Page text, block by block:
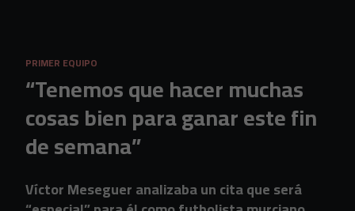
PRIMER EQUIPO
“Tenemos que hacer muchas
cosas bien para ganar este fin
de semana”
Víctor Meseguer analizaba un cita que será